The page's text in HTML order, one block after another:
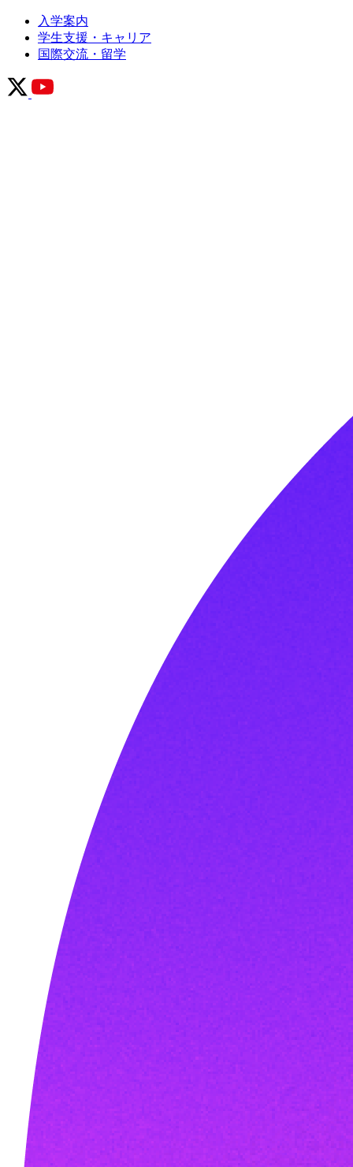
入学案内
学生支援・キャリア
国際交流・留学